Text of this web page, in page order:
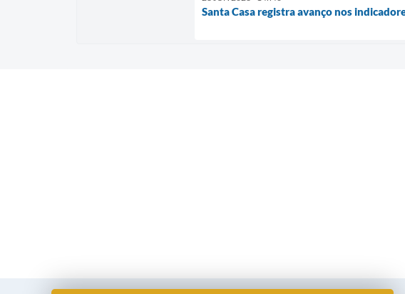
Santa Casa registra avanço nos